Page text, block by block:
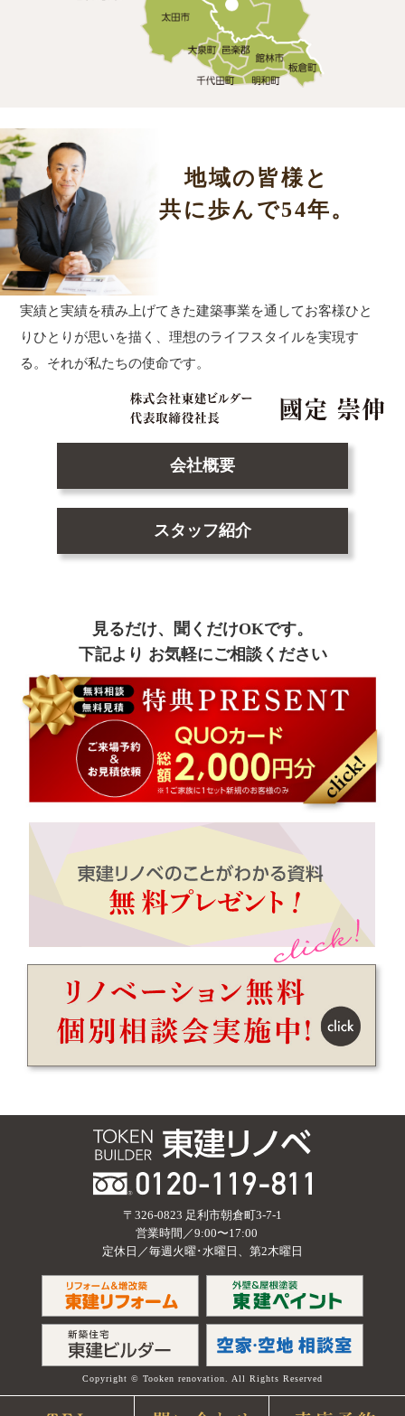
地域の皆様と
共に歩んで54年。
実績と実績を積み上げてきた建築事業を通してお客様ひと
りひとりが思いを描く、理想のライフスタイルを実現す
る。 それが私たちの使命です。
会社概要
スタッフ紹介
見るだけ、聞くだけOKです。
下記より お気軽にご相談ください
〒326-0823 足利市朝倉町3-7-1
営業時間／9:00〜17:00
定休日／毎週火曜･水曜日、第2木曜日
Copyright © Tooken renovation. All Rights Reserved